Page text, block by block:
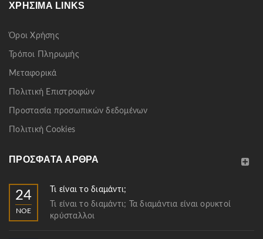
ΧΡΉΣΙΜΑ LINKS
Όροι Χρήσης
Τρόποι Πληρωμής
Μεταφορικά
Πολιτική Επιστροφών
Προστασία προσωπικών δεδομένων
Πολιτική Cookies
ΠΡΌΣΦΑΤΑ ΆΡΘΡΑ
24
ΝΟΈ
Τι είναι το διαμάντι;
Τι είναι το διαμάντι; Τα διαμάντια είναι ορυκτοί
κρύσταλλοι